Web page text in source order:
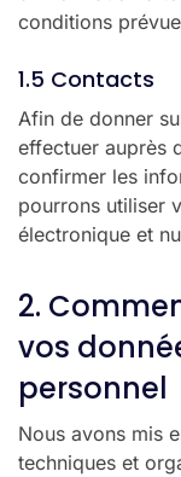
conditions
1.5 Contacts
Afin de donner
effectuer auprès
confirmer les
pourrons utiliser
électronique et
2.
vos
personnel
Nous avons mis
techniques et